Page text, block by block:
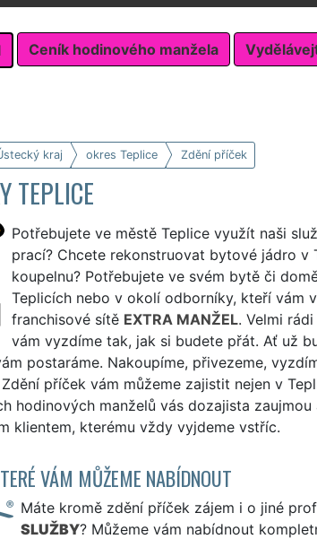
Ceník hodinového manžela
kraj okres Teplice Zdění příček
TEPLICE
Potřebujete ve městě Teplice využít naši
prací? Chcete rekonstruovat bytové jádro
koupelnu? Potřebujete ve svém bytě či
Teplicích nebo v okolí odborníky, kteří vám
franchisové sítě EXTRA MANŽEL. Velmi
vám vyzdíme tak, jak si budete přát. Ať už
postaráme. Nakoupíme, přivezeme,
příček vám můžeme zajistit nejen v
hodinových manželů vás dozajista
klientem, kterému vždy vyjdeme vstříc.
VÁM MŮŽEME NABÍDNOUT
Máte kromě zdění příček zájem i o jiné
SLUŽBY? Můžeme vám nabídnout